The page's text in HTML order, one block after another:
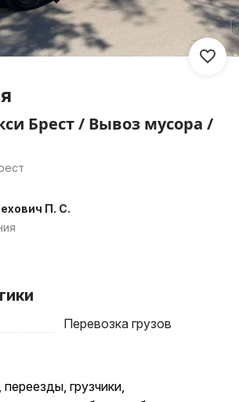
Брест / Вывоз мусора /
П. С.
Перевозка грузов
грузчики,